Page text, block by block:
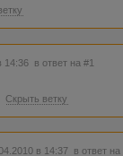
14:36 в ответ на #1
Скрыть ветку
в 14:37 в ответ на